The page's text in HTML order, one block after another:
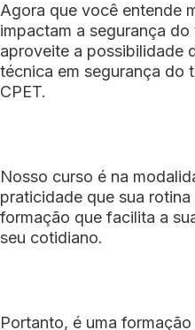
Agora que você entende
impactam a segurança
aproveite a possibilidade
técnica em segurança do
CPET.
Nosso curso é na
praticidade que sua
formação que facilita a
seu cotidiano.
Portanto, é uma